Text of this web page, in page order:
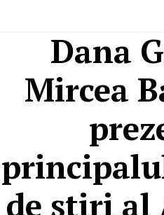
Dana
Mircea
de ştiri al